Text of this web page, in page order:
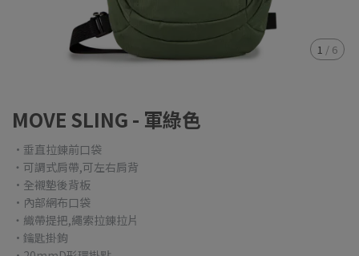
1 / 6
MOVE SLING - 軍綠色
·垂直拉錬前口袋
・可調式肩帶,可左右肩背
·全襯墊後背板
·內部網布口袋
・織帶提把,繩索拉錬拉片
·鑰匙掛鉤